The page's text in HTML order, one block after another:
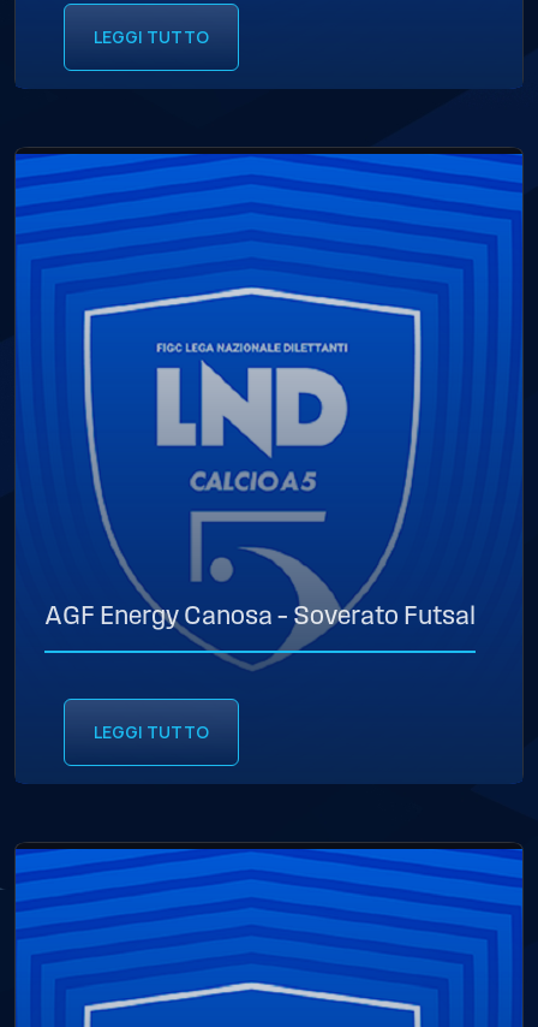
LEGGI TUTTO
AGF Energy Canosa – Soverato Futsal
LEGGI TUTTO